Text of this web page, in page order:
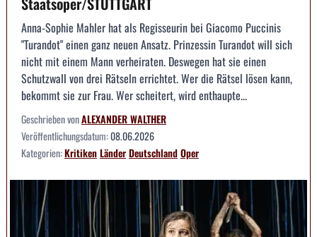
Anna-Sophie Mahler hat als Regisseurin bei Giacomo Puccinis
"Turandot" einen ganz neuen Ansatz. Prinzessin Turandot will sich
nicht mit einem Mann verheiraten. Deswegen hat sie einen
Schutzwall von drei Rätseln errichtet. Wer die Rätsel lösen kann,
bekommt sie zur Frau. Wer scheitert, wird enthaupte...
Geschrieben vonALEXANDER WALTHER
Veröffentlichungsdatum:08.06.2026
Kategorien:KritikenLänderDeutschlandOper